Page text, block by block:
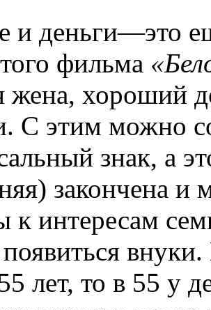
и деньги—это
фильма
жена, хороший
С этим можно
знак, а
закончена и
интересам
лет, то в 55 у